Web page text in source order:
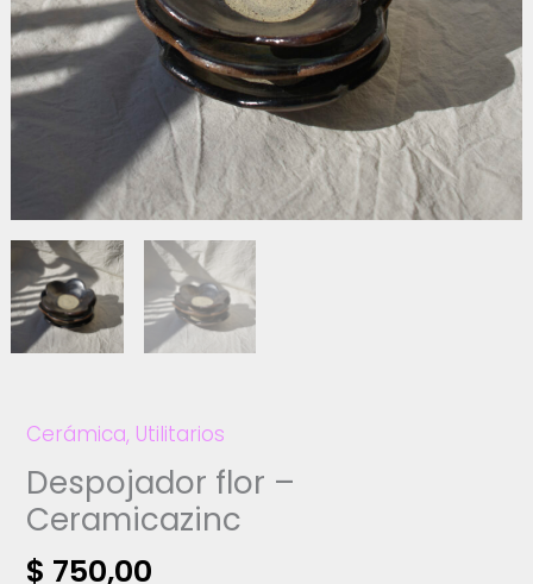
Cerámica, Utilitarios
Despojador flor –
Ceramicazinc
$ 750,00